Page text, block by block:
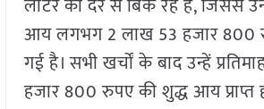
लीटर की दर से बिक रहे हैं, जिससे
आय लगभग 2 लाख 53 हजार
गई है। सभी खर्चों के बाद उन्हें
हजार 800 रुपए की शुद्ध आय प्राप्त